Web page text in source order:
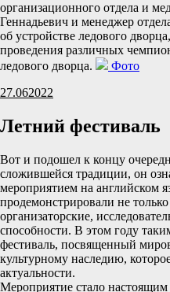
организационного отдела и
Геннадьевич и менеджер
об устройстве ледового
проведения различных
ледового дворца.
Фото
27.062022
Летний фестиваль
Вот и подошел к концу
сложившейся традиции, он
мероприятием на английском
продемонстрировали не
организаторские,
способности. В этом году
фестиваль, посвященный
культурному наследию,
актуальности.
Мероприятие стало